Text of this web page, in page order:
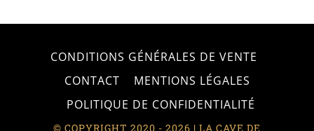
CONDITIONS GÉNÉRALES DE VENTE
CONTACT
MENTIONS LÉGALES
POLITIQUE DE CONFIDENTIALITÉ
© COPYRIGHT 2020 - 2026 | LA CAVE DE